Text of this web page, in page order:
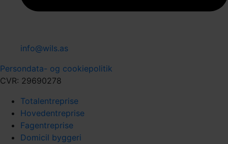
info@wils.as
Persondata- og cookiepolitik
CVR: 29690278
Totalentreprise
Hovedentreprise
Fagentreprise
Domicil byggeri